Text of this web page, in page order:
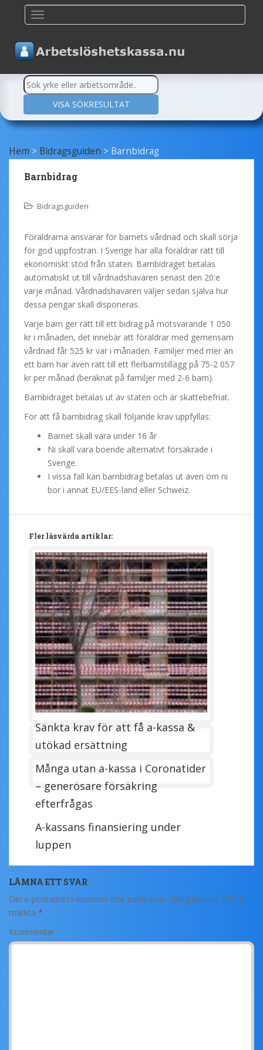
Hem > Bidragsguiden > Barnbidrag
Barnbidrag
Bidragsguiden
Föräldrarna ansvarar för barnets vårdnad och skall sörja
för god uppfostran. I Sverige har alla föräldrar rätt till
ekonomiskt stöd från staten. Barnbidraget betalas
automatiskt ut till vårdnadshavaren senast den 20:e
varje månad. Vårdnadshavaren väljer sedan själva hur
dessa pengar skall disponeras.
Varje barn ger rätt till ett bidrag på motsvarande 1 050
kr i månaden, det innebär att föräldrar med gemensam
vårdnad får 525 kr var i månaden. Familjer med mer än
ett barn har även rätt till ett flerbarnstillägg på 75-2 057
kr per månad (beräknat på familjer med 2-6 barn).
Barnbidraget betalas ut av staten och är skattebefriat.
För att få barnbidrag skall följande krav uppfyllas:
Barnet skall vara under 16 år
Ni skall vara boende alternativt försäkrade i
Sverige.
I vissa fall kan barnbidrag betalas ut även om ni
bor i annat EU/EES-land eller Schweiz.
Fler läsvärda artiklar:
Sänkta krav för att få a-kassa &
utökad ersättning
Många utan a-kassa i Coronatider
– generösare försäkring
efterfrågas
A-kassans finansiering under
luppen
LÄMNA ETT SVAR
Din e-postadress kommer inte publiceras. Obligatoriska fält är
märkta *
Kommentar